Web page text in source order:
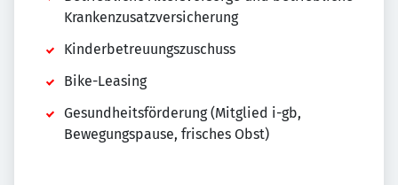
Krankenzusatzversicherung
Kinderbetreuungszuschuss
Bike-Leasing
Gesundheitsförderung (Mitglied i-gb,
Bewegungspause, frisches Obst)